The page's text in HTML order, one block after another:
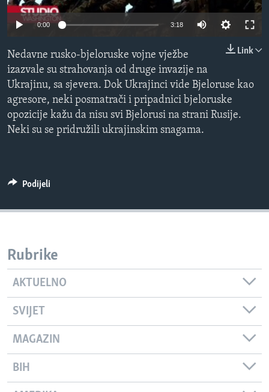
MAGAZIN
O GLASU AMERIKE
Learning English
PRATITE NAS
0:00 3:18
Link
Nedavne rusko-bjeloruske vojne vježbe
izazvale su strahovanja od druge invazije na
Ukrajinu, sa sjevera. Dok Ukrajinci vide Bjeloruse kao
agresore, neki posmatrači i pripadnici bjeloruske
opozicije kažu da nisu svi Bjelorusi na strani Rusije.
Neki su se pridružili ukrajinskim snagama.
Podijeli
Rubrike
AKTUELNO
SVIJET
MAGAZIN
BIH